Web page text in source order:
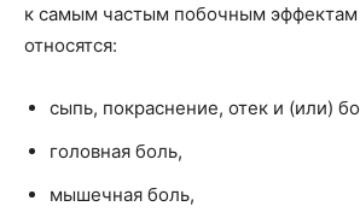
к самым частым побочным эффектам
относятся:
сыпь, покраснение, отек и (или)
головная боль,
мышечная боль,